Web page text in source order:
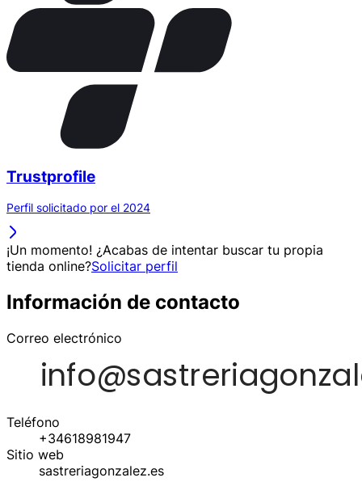
Trustprofile
Perfil solicitado por el 2024
¡Un momento! ¿Acabas de intentar buscar tu propia
tienda online?Solicitar perfil
Información de contacto
Correo electrónico
Teléfono
+34618981947
Sitio web
sastreriagonzalez.es